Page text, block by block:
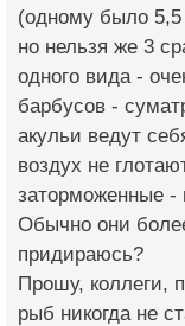
(одному было 5,5
но нельзя же 3
одного вида -
барбусов -
акульи ведут
воздух не
заторможенные -
Обычно они
придираюсь?
Прошу, коллеги,
рыб никогда не